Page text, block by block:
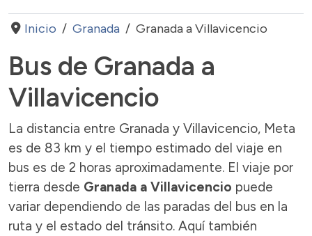
Inicio Granada Granada a Villavicencio
Bus de Granada a
Villavicencio
La distancia entre Granada y Villavicencio, Meta
es de 83 km y el tiempo estimado del viaje en
bus es de 2 horas aproximadamente. El viaje por
tierra desde Granada a Villavicencio puede
variar dependiendo de las paradas del bus en la
ruta y el estado del tránsito. Aquí también